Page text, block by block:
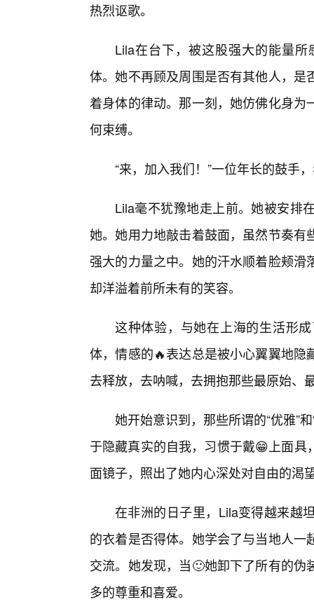
热烈讴歌。
Lila在台下，被这股强大的能量
体。她不再顾及周围是否有其他人，
着身体的律动。那一刻，她仿佛化身
何束缚。
“来，加入我们！”一位年长的鼓手
Lila毫不犹豫地走上前。她被安排
她。她用力地敲击着鼓面，虽然节奏
强大的力量之中。她的汗水顺着脸颊
却洋溢着前所未有的笑容。
这种体验，与她在上海的生活形
体，情感的🔥表达总是被小心翼翼地
去释放，去呐喊，去拥抱那些最原始、
她开始意识到，那些所谓的“优雅”
于隐藏真实的自我，习惯于戴😁上面
面镜子，照出了她内心深处对自由的渴
在非洲的日子里，Lila变得越来越
的衣着是否得体。她学会了与当地人
交流。她发现，当🙂她卸下了所有的
多的尊重和喜爱。